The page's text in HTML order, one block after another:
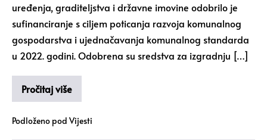
uređenja, graditeljstva i državne imovine odobrilo je
sufinanciranje s ciljem poticanja razvoja komunalnog
gospodarstva i ujednačavanja komunalnog standarda
u 2022. godini. Odobrena su sredstva za izgradnju […]
Pročitaj više
Podloženo pod Vijesti